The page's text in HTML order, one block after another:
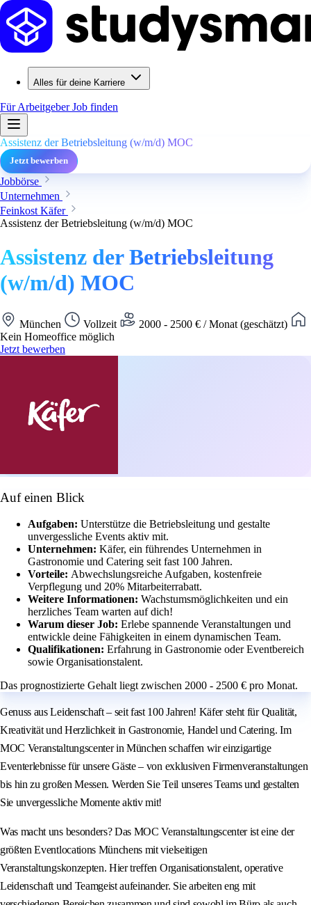
Alles für deine Karriere
Für ArbeitgeberJob finden
Assistenz der Betriebsleitung (w/m/d) MOC
Jetzt bewerben
Jobbörse
Unternehmen
Feinkost Käfer
Assistenz der Betriebsleitung (w/m/d) MOC
Assistenz der Betriebsleitung
(w/m/d) MOC
München Vollzeit
2000 - 2500 € / Monat (geschätzt)
Kein Homeoffice möglich
Jetzt bewerben
Auf einen Blick
Aufgaben: Unterstütze die Betriebsleitung und gestalte
unvergessliche Events aktiv mit.
Unternehmen: Käfer, ein führendes Unternehmen in
Gastronomie und Catering seit fast 100 Jahren.
Vorteile: Abwechslungsreiche Aufgaben, kostenfreie
Verpflegung und 20% Mitarbeiterrabatt.
Weitere Informationen: Wachstumsmöglichkeiten und ein
herzliches Team warten auf dich!
Warum dieser Job: Erlebe spannende Veranstaltungen und
entwickle deine Fähigkeiten in einem dynamischen Team.
Qualifikationen: Erfahrung in Gastronomie oder Eventbereich
sowie Organisationstalent.
Das prognostizierte Gehalt liegt zwischen 2000 - 2500 € pro Monat.
Genuss aus Leidenschaft – seit fast 100 Jahren! Käfer steht für Qualität,
Kreativität und Herzlichkeit in Gastronomie, Handel und Catering. Im
MOC Veranstaltungscenter in München schaffen wir einzigartige
Eventerlebnisse für unsere Gäste – von exklusiven Firmenveranstaltungen
bis hin zu großen Messen. Werden Sie Teil unseres Teams und gestalten
Sie unvergessliche Momente aktiv mit!
Was macht uns besonders? Das MOC Veranstaltungscenter ist eine der
größten Eventlocations Münchens mit vielseitigen
Veranstaltungskonzepten. Hier treffen Organisationstalent, operative
Leidenschaft und Teamgeist aufeinander. Sie arbeiten eng mit